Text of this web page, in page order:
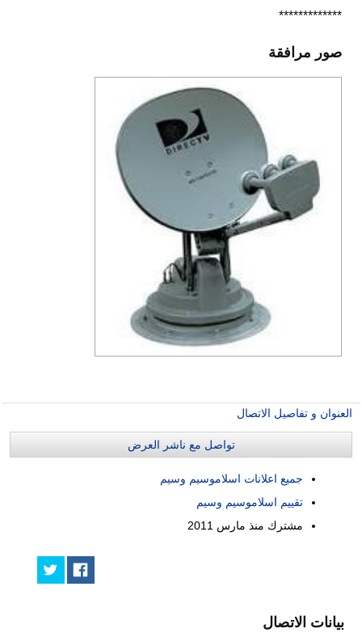
*************
صور مرافقة
العنوان و تفاصيل الاتصال
تواصل مع ناشر العرض
جميع اعلانات اسلاموسيم وسيم
تقييم اسلاموسيم وسيم
مشترك منذ مارس 2011
بيانات الاتصال